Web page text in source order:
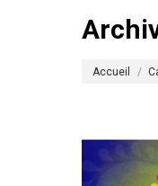
Accueil